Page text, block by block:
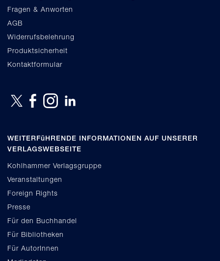
Fragen & Anworten
AGB
Widerrufsbelehrung
Produktsicherheit
Kontaktformular
WEITERFüHRENDE INFORMATIONEN AUF UNSERER
VERLAGSWEBSEITE
Kohlhammer Verlagsgruppe
Veranstaltungen
Foreign Rights
Presse
Für den Buchhandel
Für Bibliotheken
Für AutorInnen